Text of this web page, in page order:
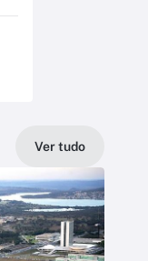
Ver tudo